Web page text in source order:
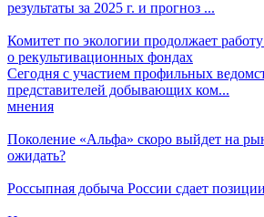
результаты за 2025 г. и прогноз ...
Комитет по экологии продолжает
о рекультивационных фондах
Сегодня с участием профильных
представителей добывающих ком...
мнения
Поколение «Альфа» скоро выйдет на
ожидать?
Россыпная добыча России сдает